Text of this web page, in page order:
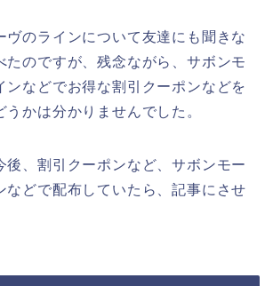
ヴのラインについて友達にも聞きな
たのですが、残念ながら、サボンモ
ンなどでお得な割引クーポンなどを
うかは分かりませんでした。
後、割引クーポンなど、サボンモー
などで配布していたら、記事にさせ